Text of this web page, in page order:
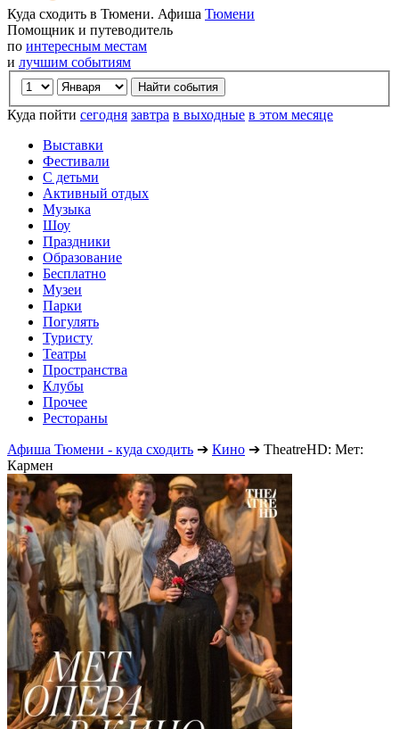
Куда сходить в Тюмени. Афиша Тюмени
Помощник и путеводитель
по интересным местам
и лучшим событиям
Куда пойти сегодня завтра в выходные в этом месяце
Выставки
Фестивали
С детьми
Активный отдых
Музыка
Шоу
Праздники
Образование
Бесплатно
Музеи
Парки
Погулять
Туристу
Театры
Пространства
Клубы
Прочее
Рестораны
Афиша Тюмени - куда сходить ➔ Кино ➔ TheatreHD: Мет:
Кармен